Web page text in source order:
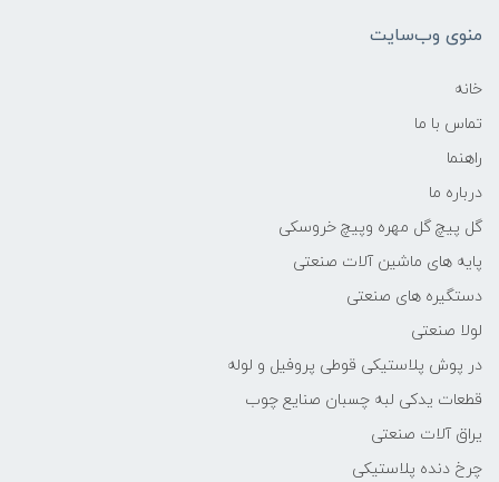
منوی وب‌سایت
خانه
تماس با ما
راهنما
درباره ما
گل پیچ گل مهره وپیچ خروسکی
پایه های ماشین آلات صنعتی
دستگیره های صنعتی
لولا صنعتی
در پوش پلاستیکی قوطی پروفیل و لوله
قطعات یدکی لبه چسبان صنایع چوب
یراق آلات صنعتی
چرخ دنده پلاستیکی